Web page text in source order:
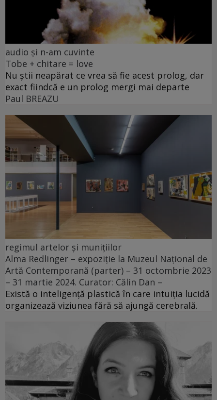
audio și n-am cuvinte
Tobe + chitare = love
Nu știi neapărat ce vrea să fie acest prolog, dar
exact fiindcă e un prolog mergi mai departe
Paul BREAZU
regimul artelor și munițiilor
Alma Redlinger – expoziție la Muzeul Național de
Artă Contemporană (parter) – 31 octombrie 2023
– 31 martie 2024. Curator: Călin Dan –
Există o inteligență plastică în care intuiția lucidă
organizează viziunea fără să ajungă cerebrală.